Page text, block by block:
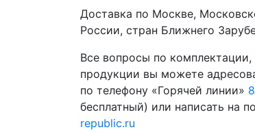
Доставка по Москве,
России, стран Ближнего
Все вопросы по комплектации,
продукции вы можете
по телефону «Горячей линии»
бесплатный) или написать на
republic.ru